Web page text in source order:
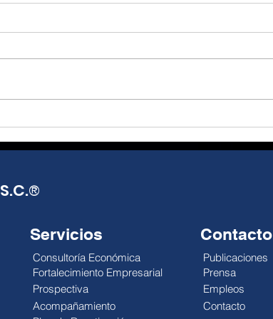
®
Servicios
Consultoría Económica
Fortalecimiento Empresarial
Prospectiva
Acompañamiento
Contacto
Publicaciones
Prensa
Empleos
Contacto